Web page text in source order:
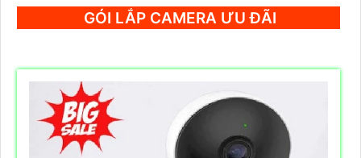
GÓI LẮP CAMERA ƯU ĐÃI